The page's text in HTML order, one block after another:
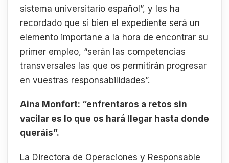
sistema universitario español”, y les ha
recordado que si bien el expediente será un
elemento importane a la hora de encontrar su
primer empleo, “serán las competencias
transversales las que os permitirán progresar
en vuestras responsabilidades”.
Aina Monfort: “enfrentaros a retos sin
vacilar es lo que os hará llegar hasta donde
queráis”.
La Directora de Operaciones y Responsable